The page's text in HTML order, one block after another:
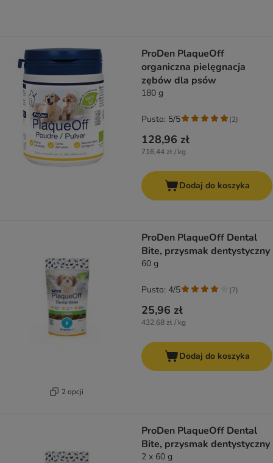
ProDen PlaqueOff
organiczna pielęgnacja
zębów dla psów
180 g
128,96 zł
716,44 zł / kg
Pusto: 5/5 (2)
Dodaj do koszyka
2 opcji
ProDen PlaqueOff Dental
Bite, przysmak dentystyczny
60 g
25,96 zł
432,68 zł / kg
Pusto: 4/5 (7)
Dodaj do koszyka
ProDen PlaqueOff Dental
Bite, przysmak dentystyczny
2 x 60 g